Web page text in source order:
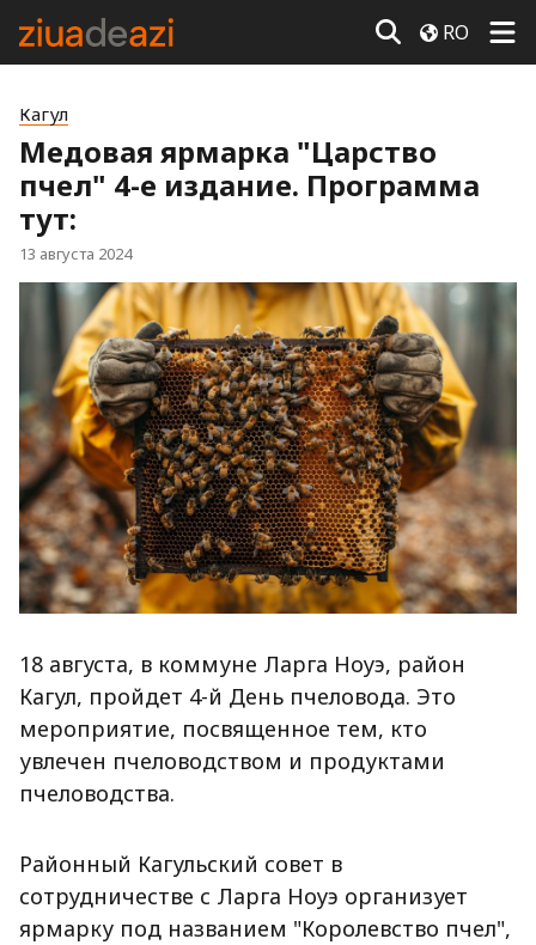
RO
Кагул
Медовая ярмарка "Царство
пчел" 4-е издание. Программа
тут:
13 августа 2024
18 августа, в коммуне Ларга Ноуэ, район
Кагул, пройдет 4-й День пчеловода. Это
мероприятие, посвященное тем, кто
увлечен пчеловодством и продуктами
пчеловодства.
Районный Кагульский совет в
сотрудничестве с Ларга Ноуэ организует
ярмарку под названием "Королевство пчел",